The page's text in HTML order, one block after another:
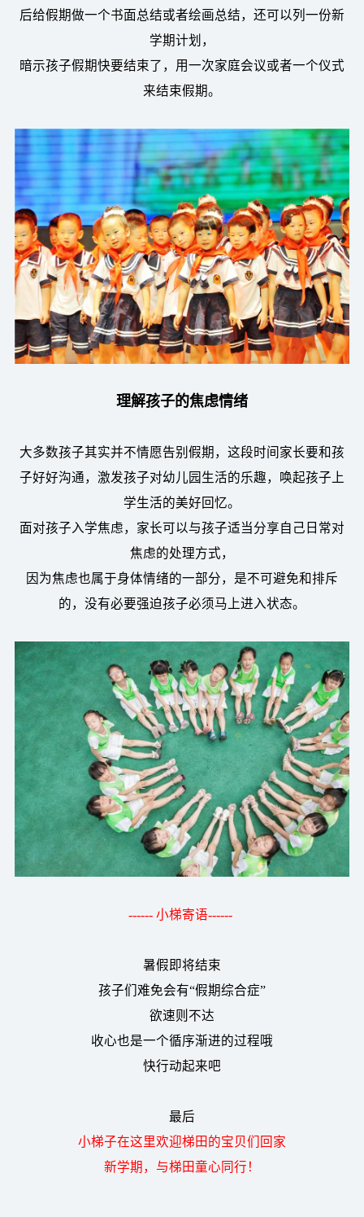
后给假期做一个书面总结或者绘画总结，还可以列一份新
学期计划，
暗示孩子假期快要结束了，用一次家庭会议或者一个仪式
来结束假期。
理解孩子的焦虑情绪
大多数孩子其实并不情愿告别假期，这段时间家长要和孩
子好好沟通，激发孩子对幼儿园生活的乐趣，唤起孩子上
学生活的美好回忆。
面对孩子入学焦虑，家长可以与孩子适当分享自己日常对
焦虑的处理方式，
因为焦虑也属于身体情绪的一部分，是不可避免和排斥
的，没有必要强迫孩子必须马上进入状态。
------ 小梯寄语------
暑假即将结束
孩子们难免会有“假期综合症”
欲速则不达
收心也是一个循序渐进的过程哦
快行动起来吧
最后
小梯子在这里欢迎梯田的宝贝们回家
新学期，与梯田童心同行！